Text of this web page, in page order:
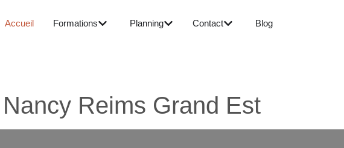
Accueil Formations Planning Contact Blog
Reims Grand Est